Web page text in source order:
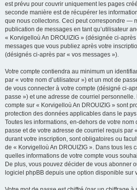
est prévu pour couvrir uniquement les pages
seconde manière est de récupérer les
que nous collectons. Ceci peut correspondre —
publication de messages en tant qu’utilisateur
« Korvigelloù An DROUIZIG » (désignée ci-
messages que vous publiez après votre
(désignés ci-après par « vos messages »).
Votre compte contiendra au minimum un
par « votre nom d’utilisateur ») et un mot de
de vous connecter à votre compte (désigné ci-
passe ») et une adresse de courriel personnelle.
compte sur « Korvigelloù An DROUIZIG » sont
protection des données applicables dans le
Toutes les informations, en-dehors de votre nom
passe et de votre adresse de courriel requis par
durant votre inscription, sont obligatoires ou
de « Korvigelloù An DROUIZIG ». Dans tous les
quelles informations de votre compte vous
De plus, vous pouvez décider de vous abonner
logiciel phpBB depuis une option disponible sur